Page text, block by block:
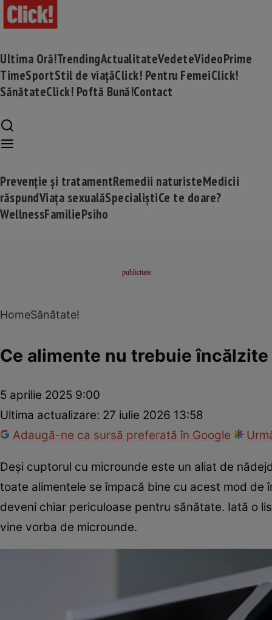
Ultima Oră!TrendingActualitateVedeteVideoPrime
TimeSportStil de viațăClick! Pentru FemeiClick!
SănătateClick! Poftă Bună!Contact
Prevenție și tratamentRemedii naturisteMedicii
răspundViața sexualăSpecialiștiCe te doare?
WellnessFamiliePsiho
HomeSănătate!
Ce alimente nu trebuie
5 aprilie 2025 9:00
Ultima actualizare: 27 iulie 2026 13:58
Adaugă-ne ca sursă preferată în Google
Deși cuptorul cu microunde este un aliat de
toate alimentele se împacă bine cu acest mod
deveni chiar periculoase pentru sănătate. Iată o
vine vorba de microunde.